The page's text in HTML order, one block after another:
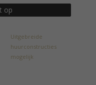
op
Uitgebreide
huurconstructies
mogelijk